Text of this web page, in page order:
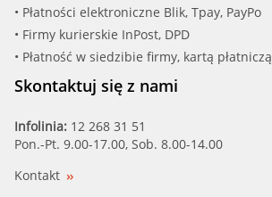
SMART
TOYOTA
• Płatności elektroniczne Blik, Tpay, PayPo
• Firmy kurierskie InPost, DPD
• Płatność w siedzibie firmy, kartą płatniczą
Skontaktuj się z nami
Infolinia: 12 268 31 51
Pon.-Pt. 9.00-17.00, Sob. 8.00-14.00
Kontakt